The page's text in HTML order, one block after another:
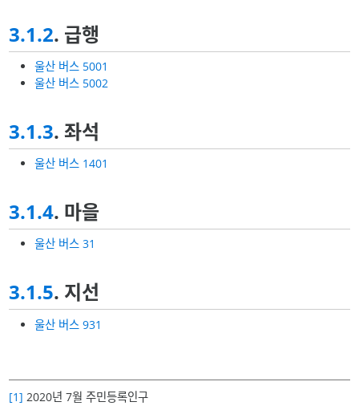
3.1.2. 급행
울산 버스 5001
울산 버스 5002
3.1.3. 좌석
울산 버스 1401
3.1.4. 마을
울산 버스 31
3.1.5. 지선
울산 버스 931
[1] 2020년 7월 주민등록인구